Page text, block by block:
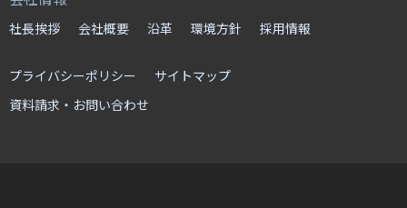
社長挨拶 会社概要 沿革 環境方針 採用情報
プライバシーポリシー
サイトマップ
資料請求・お問い合わせ